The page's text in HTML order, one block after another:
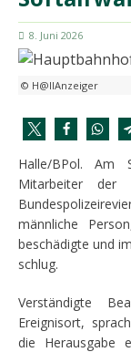
8. Juni 2026
© H@llAnzeiger
Halle/BPol. Am
Mitarbeiter der
männliche
beschädigte und
schlug.
Verständigte
Ereignisort,
die Herausgabe